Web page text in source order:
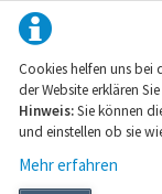
Cookies helfen uns bei
der Website erklären
Hinweis:Sie können
und einstellen ob sie
Mehr erfahren